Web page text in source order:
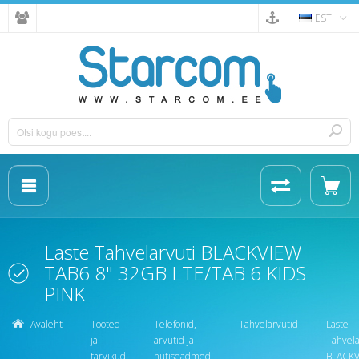
EST
Laste Tahvelarvuti BLACKVIEW
TAB6 8" 32GB LTE/TAB 6 KIDS
PINK
Avaleht
Tooted
ja
tarvikud
Telefonid,
arvutid ja
nutiseadmed
Tahvelarvutid
Laste